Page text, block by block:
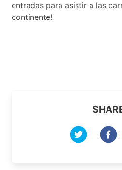
entradas para asistir a las
continente!